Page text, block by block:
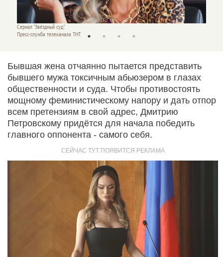
Сериал "Звёздный суд".
Пресс-служба телеканала ТНТ.
Бывшая жена отчаянно пытается представить
бывшего мужа токсичным абьюзером в глазах
общественности и суда. Чтобы противостоять
мощному феминистическому напору и дать отпор
всем претензиям в свой адрес, Дмитрию
Петровскому придётся для начала победить
главного оппонента - самого себя.